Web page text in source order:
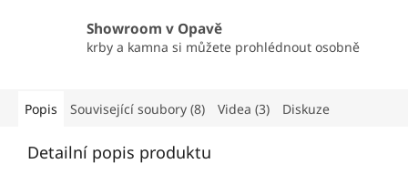
Showroom v Opavě
krby a kamna si můžete prohlédnout osobně
Popis Související soubory (8) Videa (3) Diskuze
Detailní popis produktu